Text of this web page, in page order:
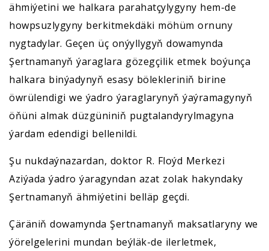
ähmiýetini we halkara parahatçylygyny hem-de
howpsuzlygyny berkitmekdäki möhüm ornuny
nygtadylar. Geçen üç onýyllygyň dowamynda
Şertnamanyň ýaraglara gözegçilik etmek boýunça
halkara binýadynyň esasy bölekleriniň birine
öwrülendigi we ýadro ýaraglarynyň ýaýramagynyň
öňüni almak düzgüniniň pugtalandyrylmagyna
ýardam edendigi bellenildi.
Şu nukdaýnazardan, doktor R. Floýd Merkezi
Aziýada ýadro ýaragyndan azat zolak hakyndaky
Şertnamanyň ähmiýetini belläp geçdi.
Çäräniň dowamynda Şertnamanyň maksatlaryny we
ýörelgelerini mundan beýläk-de ilerletmek,